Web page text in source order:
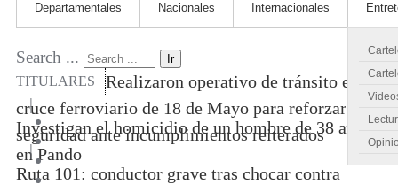
Departamentales Nacionales Internacionales
Search ... Ir
TITULARES
Realizaron operativo de tránsito en
cruce ferroviario de 18 de Mayo para reforzar
seguridad ante incumplimientos reiterados
|
Investigan el homicidio de un hombre de 38 años
en Pando
|
Ruta 101: conductor grave tras chocar contra